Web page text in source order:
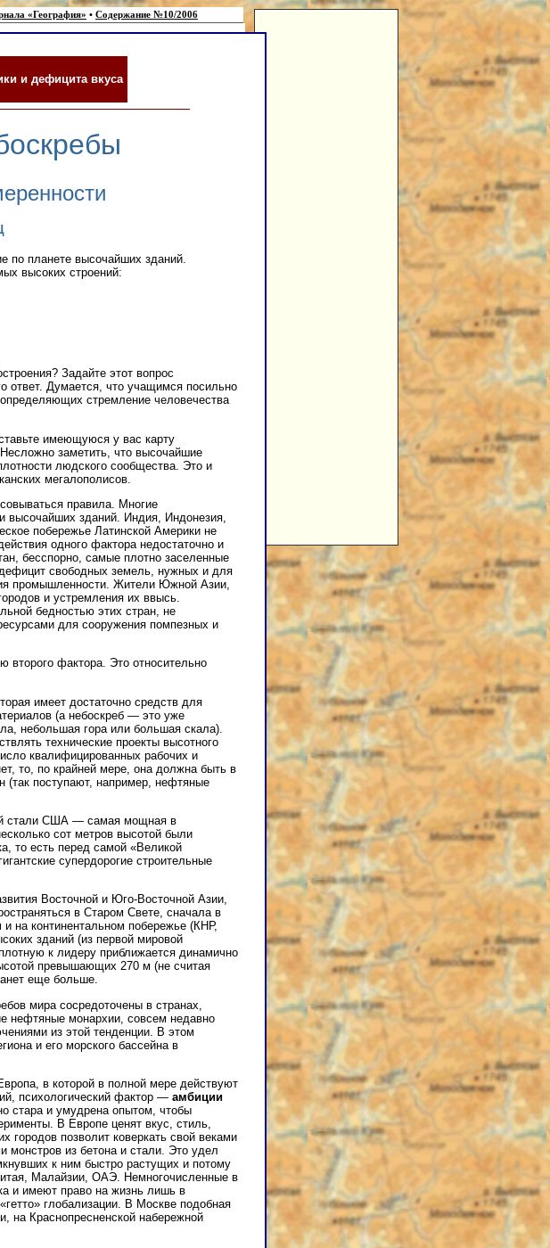
«География» • Содержание №10/2006
и дефицита вкуса
по планете высочайших зданий.
высоких строений:
Задайте этот вопрос
ответ. Думается, что учащимся посильно
стремление человечества
имеющуюся у вас карту
заметить, что высочайшие
людского сообщества. Это и
мегалополисов.
правила. Многие
высочайших зданий. Индия, Индонезия,
побережье Латинской Америки не
одного фактора недостаточно и
бесспорно, самые плотно заселенные
свободных земель, нужных и для
промышленности. Жители Южной Азии,
и устремления их ввысь.
бедностью этих стран, не
для сооружения помпезных и
фактора. Это относительно
имеет достаточно средств для
(а небоскреб — это уже
небольшая гора или большая скала).
технические проекты высотного
квалифицированных рабочих и
то, по крайней мере, она должна быть в
(так поступают, например, нефтяные
стали США — самая мощная в
сот метров высотой были
то есть перед самой «Великой
супердорогие строительные
Восточной и Юго-Восточной Азии,
в Старом Свете, сначала в
и на континентальном побережье (КНР,
зданий (из первой мировой
к лидеру приближается динамично
превышающих 270 м (не считая
еще больше.
мира сосредоточены в странах,
нефтяные монархии, совсем недавно
из этой тенденции. В этом
и его морского бассейна в
в которой в полной мере действуют
психологический фактор — амбиции
стара и умудрена опытом, чтобы
В Европе ценят вкус, стиль,
городов позволит коверкать свой веками
из бетона и стали. Это удел
к ним быстро растущих и потому
Малайзии, ОАЭ. Немногочисленные в
и имеют право на жизнь лишь в
глобализации. В Москве подобная
на Краснопресненской набережной